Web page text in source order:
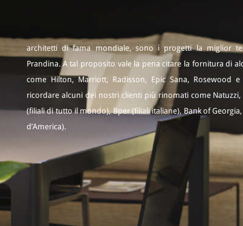
architetti di fama mondiale, sono i progetti la miglior
Prandina. A tal proposito vale la pena citare la fornitura di
come Hilton, Marriott, Radisson, Epic Sana, Rosewood
ricordare alcuni dei nostri clienti più rinomati come Natuzzi,
(filiali di tutto il mondo), Bper (filiali italiane), Bank of
d’America).